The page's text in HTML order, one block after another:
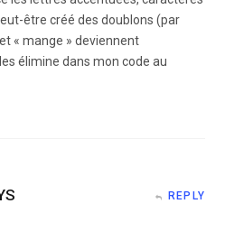
être créé des doublons (par
« mange » deviennent
élimine dans mon code au
REPLY